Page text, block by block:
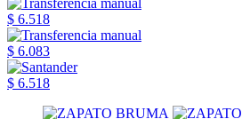
$ 6.518
$ 6.083
$ 6.518